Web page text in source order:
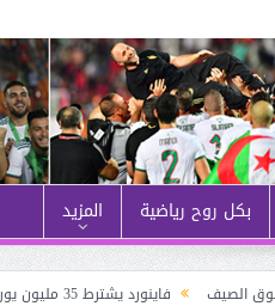
بكل روح رياضية المزيد
فاينورد يشترط 35 مليون يورو مقابل الساحر الجزائري: أستون فيلا يُنــافس نيوكاسل على حــاج موسى